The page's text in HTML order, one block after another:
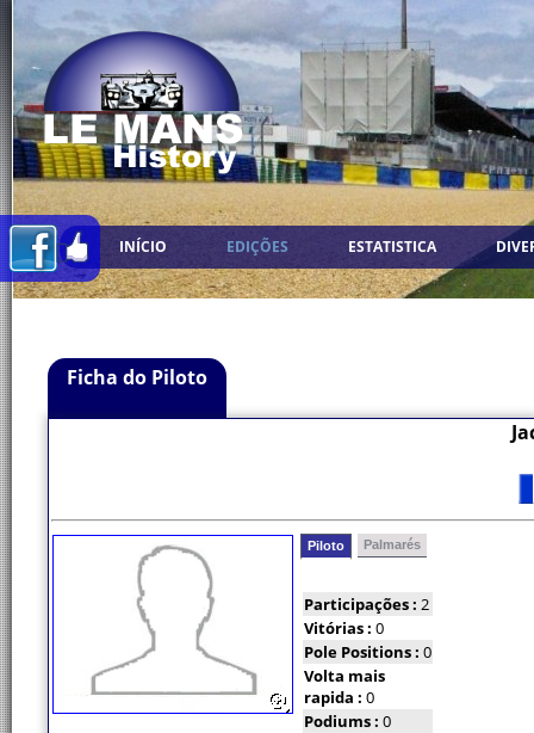
INÍCIO EDIÇÕES ESTATISTICA
Ficha do Piloto
Piloto Palmarés
Participações : 2
Vitórias : 0
Pole Positions : 0
Volta mais
rapida : 0
Podiums : 0